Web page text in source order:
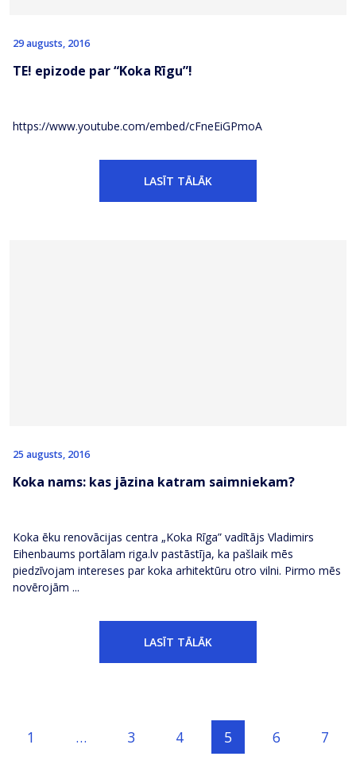
29 augusts, 2016
TE! epizode par “Koka Rīgu”!
https://www.youtube.com/embed/cFneEiGPmoA
LASĪT TĀLĀK
25 augusts, 2016
Koka nams: kas jāzina katram saimniekam?
Koka ēku renovācijas centra „Koka Rīga” vadītājs Vladimirs
Eihenbaums portālam riga.lv pastāstīja, ka pašlaik mēs
piedzīvojam intereses par koka arhitektūru otro vilni. Pirmo mēs
novērojām ...
LASĪT TĀLĀK
Posts navigation
1 … 3 4 5 6 7